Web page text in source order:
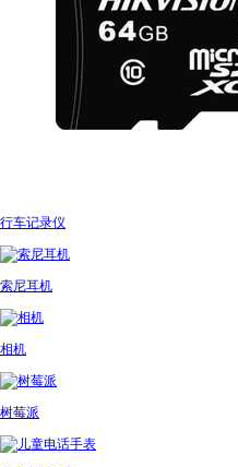
行车记录仪
索尼耳机
相机
树莓派